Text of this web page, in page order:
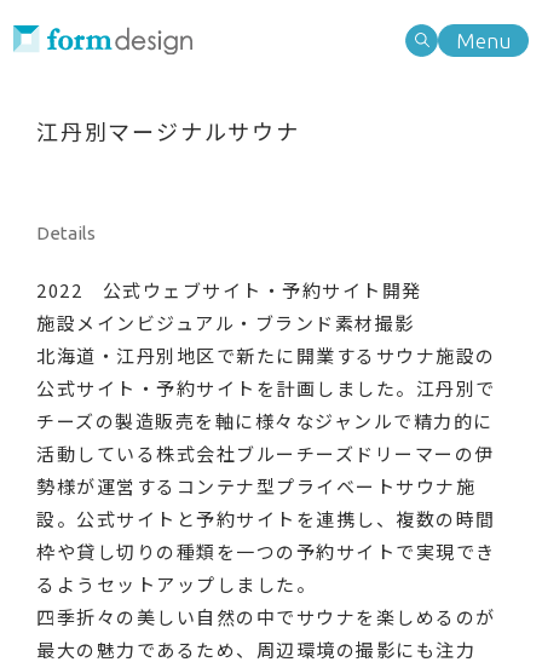
Menu
Work
Note
Information
About
Service
Contact
Recruit
Type of business
Search
キーワード検索
Category
カテゴリ別
VI/Logos Graphics
Signage
江丹別マージナルサウナ
Details
2022 公式ウェブサイト・予約サイト開発
施設メインビジュアル・ブランド素材撮影
北海道・江丹別地区で新たに開業するサウナ施設の
公式サイト・予約サイトを計画しました。江丹別で
チーズの製造販売を軸に様々なジャンルで精力的に
活動している株式会社ブルーチーズドリーマーの伊
勢様が運営するコンテナ型プライベートサウナ施
設。公式サイトと予約サイトを連携し、複数の時間
枠や貸し切りの種類を一つの予約サイトで実現でき
るようセットアップしました。
四季折々の美しい自然の中でサウナを楽しめるのが
最大の魅力であるため、周辺環境の撮影にも注力